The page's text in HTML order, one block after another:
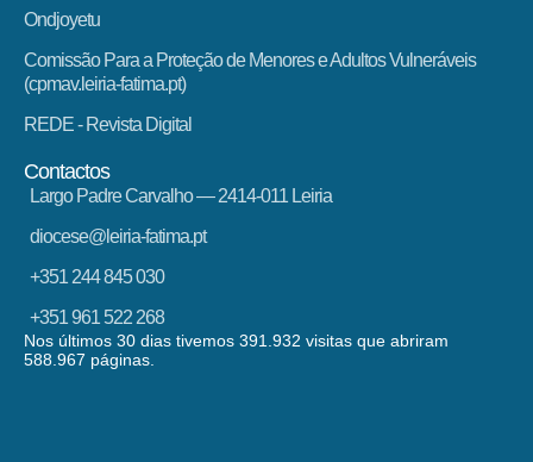
Ondjoyetu
Comissão Para a Proteção de Menores e Adultos Vulneráveis
(cpmav.leiria-fatima.pt)
REDE - Revista Digital
Contactos
Largo Padre Carvalho — 2414-011 Leiria
diocese@leiria-fatima.pt
+351 244 845 030
+351 961 522 268
Nos últimos 30 dias tivemos 391.932 visitas que abriram
588.967 páginas.